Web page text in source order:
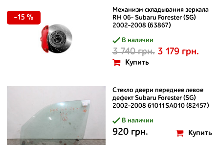
Механизм складывания зеркала
RH 06- Subaru Forester (SG)
2002-2008 (63867)
В наличии
3 740 грн. 3 179 грн.
Купить
-15 %
Стекло двери переднее левое
дефект Subaru Forester (SG)
2002-2008 61011SA010 (82457)
В наличии
920 грн. Купить